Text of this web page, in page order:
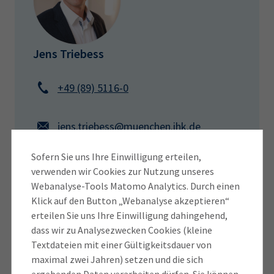
Sofern Sie uns Ihre Einwilligung erteilen,
verwenden wir Cookies zur Nutzung unseres
Webanalyse-Tools Matomo Analytics. Durch einen
Klick auf den Button „Webanalyse akzeptieren“
erteilen Sie uns Ihre Einwilligung dahingehend,
dass wir zu Analysezwecken Cookies (kleine
Textdateien mit einer Gültigkeitsdauer von
maximal zwei Jahren) setzen und die sich
Alle weiteren Informationen finden Sie unter
Electronic travel authorization
Merkblatt: Fliegen Sie nach Kanada
auch regionalen - Parlamente in den EU-
Ländern müssen CETA zustimmen, damit es
uneingeschränkt gültig wird. Dieser Prozess
ist noch nicht abgeschlossen.
Ursprungsregeln
Für Unternehmen, die Zollpräferenzen nutzen
Ursprungsregeln und
Ursprungsbestimmungen von besonderer
Bedeutung. Sowohl die Regeln als auch deren
Darstellung weichen teilweise von den aus den
übrigen Verarbeitungslisten bekannten ab.
Trotz der unterschiedlichen Struktur erfolgte
in der Auskunftsdatenbank Warenursprung und
Präferenzen online (
„WuP online“) eine
Jens Triebess
+49 (89) 5116-0
jens.triebess@muenchen.ihk.de
Informationen zu Kanada
Infos vom Außenwirtschaftsportal
Bayern zu Kanada
Auslandshandelskammer (AHK) Kanada